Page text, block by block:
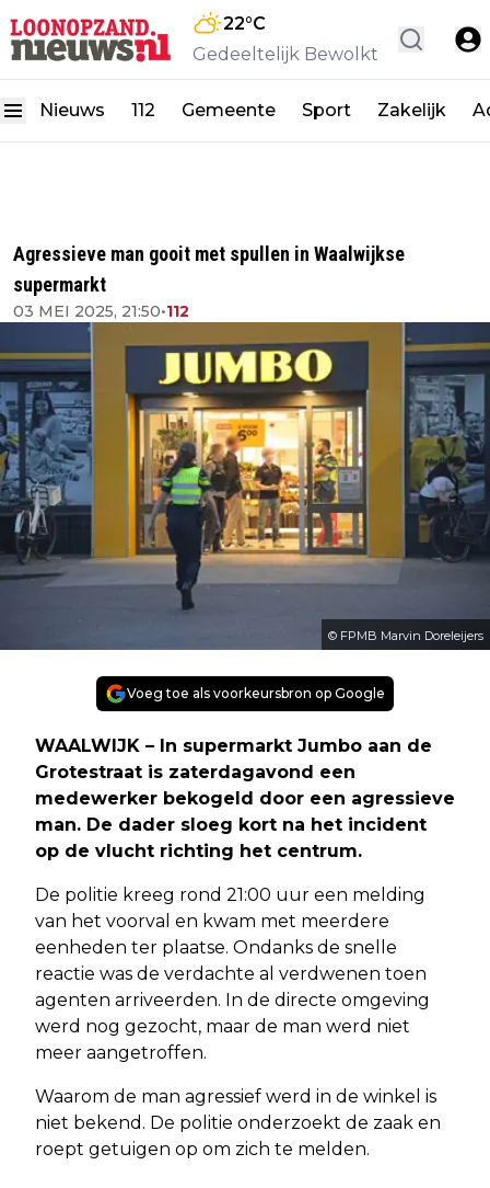
22°C
Gedeeltelijk Bewolkt
Nieuws 112 Gemeente Sport Zakelijk
Agressieve man gooit met spullen in Waalwijkse
supermarkt
03 MEI 2025, 21:50•112
© FPMB Marvin Doreleijers
Voeg toe als voorkeursbron op Google
WAALWIJK – In supermarkt Jumbo aan de
Grotestraat is zaterdagavond een
medewerker bekogeld door een agressieve
man. De dader sloeg kort na het incident
op de vlucht richting het centrum.
De politie kreeg rond 21:00 uur een melding
van het voorval en kwam met meerdere
eenheden ter plaatse. Ondanks de snelle
reactie was de verdachte al verdwenen toen
agenten arriveerden. In de directe omgeving
werd nog gezocht, maar de man werd niet
meer aangetroffen.
Waarom de man agressief werd in de winkel is
niet bekend. De politie onderzoekt de zaak en
roept getuigen op om zich te melden.